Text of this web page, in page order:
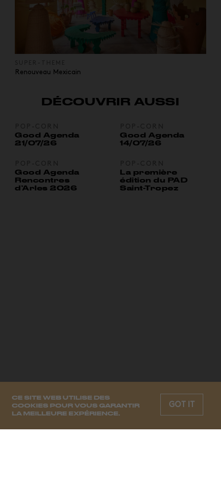
CE SITE WEB UTILISE DES
COOKIES POUR VOUS GARANTIR
LA MEILLEURE EXPÉRIENCE.
GOT IT
Renouveau Mexicain
DÉCOUVRIR AUSSI
Good Agenda
21/07/26
Good Agenda
14/07/26
Good Agenda
Rencontres
d’Arles 2026
La première
édition du PAD
Saint-Tropez